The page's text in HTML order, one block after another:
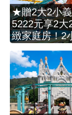
★贈2大2小
5222元享2大
緻家庭房！2